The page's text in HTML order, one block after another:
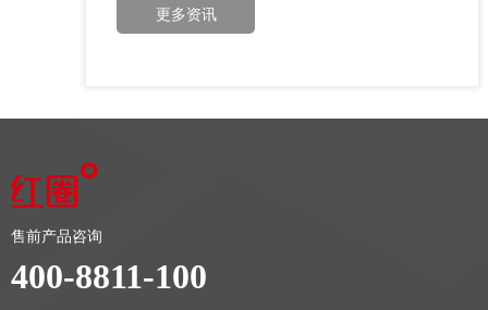
更多资讯
售前产品咨询
400-8811-100